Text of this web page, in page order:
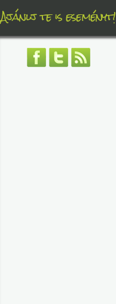
Ajánlj te is eseményt!